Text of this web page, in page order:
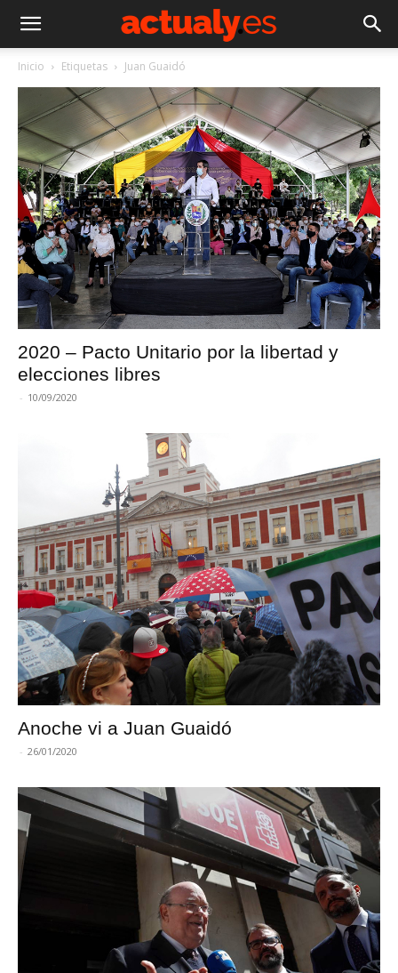
Inicio Etiquetas Juan Guaidó
2020 – Pacto Unitario por la libertad y
elecciones libres
- 10/09/2020
Anoche vi a Juan Guaidó
- 26/01/2020